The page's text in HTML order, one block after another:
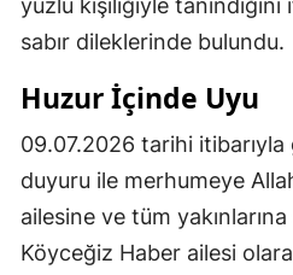
yüzlü kişiliğiyle
sabır dileklerinde bulundu.
Huzur İçinde Uyu
09.07.2026 tarihi
duyuru ile merhumeye
ailesine ve tüm
Köyceğiz Haber ailesi